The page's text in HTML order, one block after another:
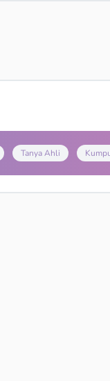
Tanya Ahli